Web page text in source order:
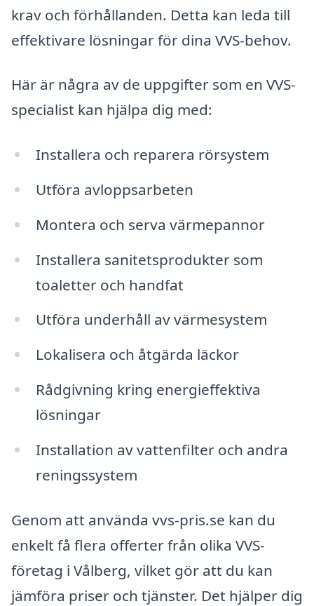
krav och förhållanden. Detta kan leda till
effektivare lösningar för dina VVS-behov.
Här är några av de uppgifter som en VVS-
specialist kan hjälpa dig med:
Installera och reparera rörsystem
Utföra avloppsarbeten
Montera och serva värmepannor
Installera sanitetsprodukter som
toaletter och handfat
Utföra underhåll av värmesystem
Lokalisera och åtgärda läckor
Rådgivning kring energieffektiva
lösningar
Installation av vattenfilter och andra
reningssystem
Genom att använda vvs-pris.se kan du
enkelt få flera offerter från olika VVS-
företag i Vålberg, vilket gör att du kan
jämföra priser och tjänster. Det hjälper dig